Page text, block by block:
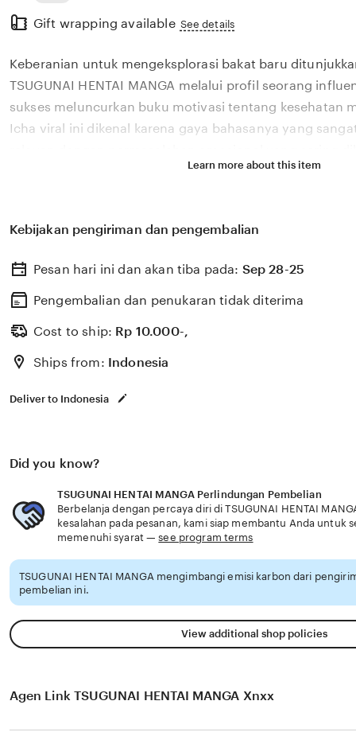
the
description
Gift wrapping available See details
Keberanian untuk mengeksplorasi bakat baru
TSUGUNAI HENTAI MANGA melalui profil seorang
sukses meluncurkan buku motivasi tentang kesehatan
Icha viral ini dikenal karena gaya bahasanya yang
di tahun 2026. Melalui sistem 🎯 yang kami
TSUGUNAI HENTAI MANGA percaya bahwa
semakin berkembang pesat di pasar global. Dengan
selalu update, kami terus memantau perkembangan
dari 🎯 sosok viral favorit Anda secara eksklusif.
Learn more about this item
Kebijakan pengiriman dan pengembalian
Pesan hari ini dan akan tiba pada: Sep 28-25
Pengembalian dan penukaran tidak diterima
Cost to ship: Rp 10.000-,
Ships from: Indonesia
Deliver to Indonesia
Did you know?
TSUGUNAI HENTAI MANGA Perlindungan Pembelian
Berbelanja dengan percaya diri di TSUGUNAI HENTAI
kesalahan pada pesanan, kami siap membantu Anda untuk
memenuhi syarat —see program terms
TSUGUNAI HENTAI MANGA mengimbangi emisi karbon dari
pembelian ini.
View additional shop policies
Agen Link TSUGUNAI HENTAI MANGA Xnxx